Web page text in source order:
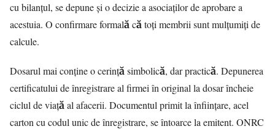
cu bilanțul, se depune și o decizie a asociaților de aprobare a
acestuia. O confirmare formală că toți membrii sunt mulțumiți de
calcule.
Dosarul mai conține o cerință simbolică, dar practică. Depunerea
certificatului de înregistrare al firmei în original la dosar încheie
ciclul de viață al afacerii. Documentul primit la înființare, acel
carton cu codul unic de înregistrare, se întoarce la emitent. ONRC